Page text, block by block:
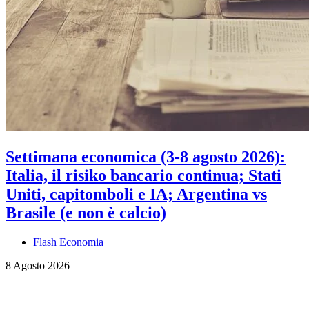
Settimana economica (3-8 agosto 2026):
Italia, il risiko bancario continua; Stati
Uniti, capitomboli e IA; Argentina vs
Brasile (e non è calcio)
Flash Economia
8 Agosto 2026